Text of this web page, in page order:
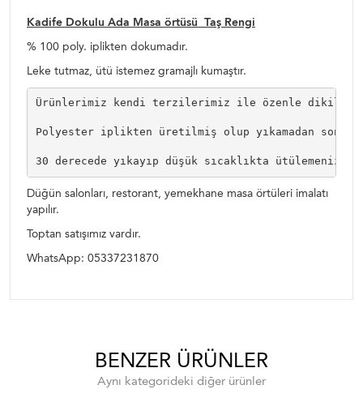
Kadife Dokulu Ada Masa örtüsü Taş Rengi
% 100 poly. iplikten dokumadır.
Leke tutmaz, ütü istemez gramajlı kumaştır.
Ürünlerimiz kendi terzilerimiz ile özenle dikilip
Polyester iplikten üretilmiş olup yıkamadan sonra
30 derecede yıkayıp düşük sıcaklıkta ütülemenizi
Düğün salonları, restorant, yemekhane masa örtüleri imalatı
yapılır.
Toptan satışımız vardır.
WhatsApp: 05337231870
BENZER ÜRÜNLER
Aynı kategorideki diğer ürünler